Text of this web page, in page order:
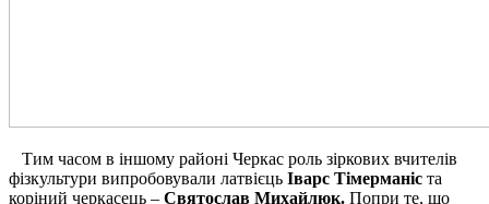
Тим часом в іншому районі Черкас роль зіркових вчителів
фізкультури випробовували латвієць Іварс Тімерманіс та
коріний черкасець – Святослав Михайлюк. Попри те, що